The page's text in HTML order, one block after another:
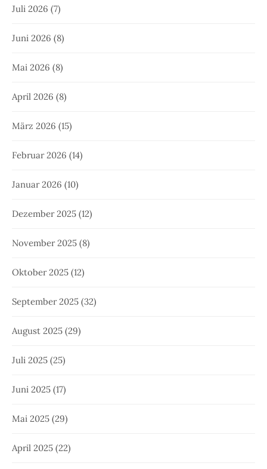
Juli 2026 (7)
Juni 2026 (8)
Mai 2026 (8)
April 2026 (8)
März 2026 (15)
Februar 2026 (14)
Januar 2026 (10)
Dezember 2025 (12)
November 2025 (8)
Oktober 2025 (12)
September 2025 (32)
August 2025 (29)
Juli 2025 (25)
Juni 2025 (17)
Mai 2025 (29)
April 2025 (22)